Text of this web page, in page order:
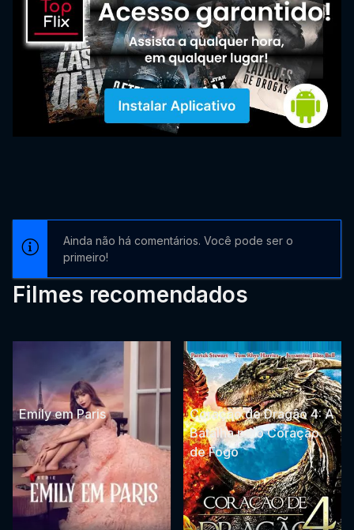
Ainda não há comentários. Você pode ser o
primeiro!
Filmes recomendados
Emily em Paris
Coração de Dragão 4: A
Batalha pelo Coração
de Fogo